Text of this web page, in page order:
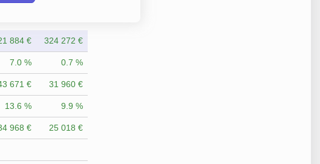
884 € 324 272 €
7.0 % 0.7 %
671 € 31 960 €
13.6 % 9.9 %
968 € 25 018 €